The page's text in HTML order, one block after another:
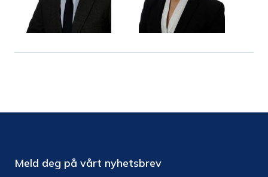
Meld deg på vårt nyhetsbrev